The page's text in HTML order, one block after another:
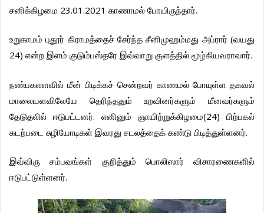
சனிக்கிழமை 23.01.2021காணாமல் போயிருந்தார்.
உறுகாமம் புதூர் கிராமத்தைச் சேர்ந்த சீனிமுஹம்மது அப்ரார் (வயது
24)என்ற இளம் குடும்பஸ்தரே இவ்வாறு குளத்தில் மூழ்கியவராவார்.
நண்பகலளவில் மீன் பிடிக்கச் சென்றவர் காணமல் போயுள்ள தகவல்
மாலையளவிலேயே
தெரிந்ததும் உறவினர்களும்
மீனவர்களும்
தேடுதலில்
ஈடுபட்டனர். எனினும் ஞாயிற்றுக்கிழமை(24)
பிற்பகல்
கடற்படை
சுழியோடிகள் இவரது சடலத்தைக் கண்டு பிடித்துள்ளனர்.
இவ்விரு சம்பவங்கள் குறித்தும் பொலிஸார்
விசாரணைகளில்
ஈடுபட்டுள்ளனர்.